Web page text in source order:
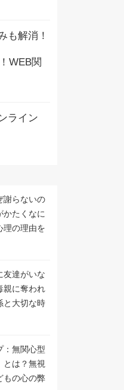
も解消！
WEB関
ライン
謝らないの
かたくなに
理の理由を
友達がいな
親に奪われ
と大切な時
：無関心型
とは？無視
もの心の弊